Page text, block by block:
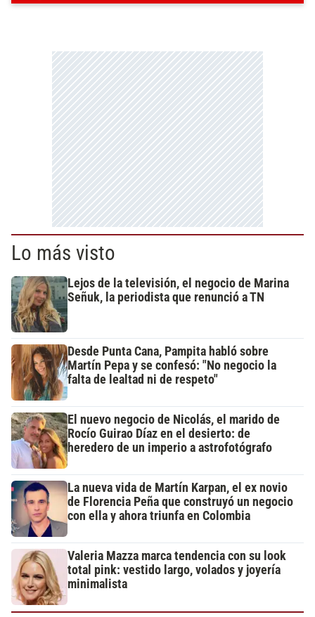
Lo más visto
Lejos de la televisión, el negocio de Marina
Señuk, la periodista que renunció a TN
Desde Punta Cana, Pampita habló sobre
Martín Pepa y se confesó: "No negocio la
falta de lealtad ni de respeto"
El nuevo negocio de Nicolás, el marido de
Rocío Guirao Díaz en el desierto: de
heredero de un imperio a astrofotógrafo
La nueva vida de Martín Karpan, el ex novio
de Florencia Peña que construyó un negocio
con ella y ahora triunfa en Colombia
Valeria Mazza marca tendencia con su look
total pink: vestido largo, volados y joyería
minimalista